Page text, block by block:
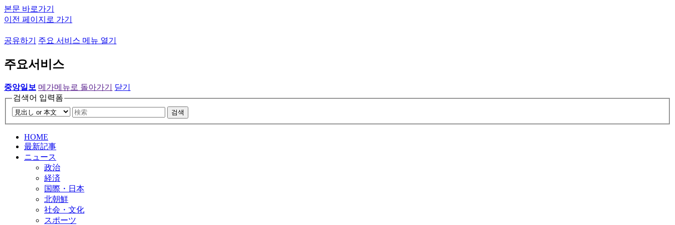
본문 바로가기
이전 페이지로 가기
공유하기 주요 서비스 메뉴 열기
주요서비스
중앙일보 메가메뉴로 돌아가기
닫기
검색어 입력폼
검색
HOME
最新記事
ニュース
政治
経済
国際・日本
北朝鮮
社会・文化
スポーツ